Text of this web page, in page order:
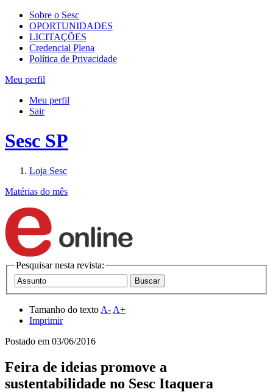
Sobre o Sesc
OPORTUNIDADES
LICITAÇÕES
Credencial Plena
Política de Privacidade
Meu perfil
Meu perfil
Sair
Sesc SP
Loja Sesc
Matérias do mês
Pesquisar nesta revista:
Tamanho do texto A- A+
Imprimir
Postado em 03/06/2016
Feira de ideias promove a
sustentabilidade no Sesc Itaquera